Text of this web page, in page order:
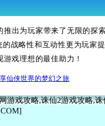
推出为玩家带来了无限的探
战略性和互动性更为玩家
戏理想的最佳助力！
仙侠世界的梦幻之旅